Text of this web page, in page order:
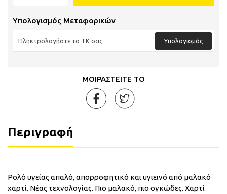
Υπολογισμός Μεταφορικών
Υπολογισμός
ΜΟΙΡΑΣΤΕΙΤΕ ΤΟ
Περιγραφή
Ρολό υγείας απαλό, απορροφητικό και υγιεινό από μαλακό
χαρτί. Νέας τεχνολογίας. Πιο μαλακό, πιο ογκώδες. Χαρτί